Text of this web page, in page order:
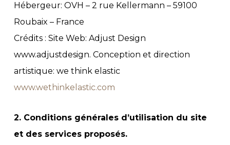
Hébergeur: OVH – 2 rue Kellermann – 59100
Roubaix – France
Crédits : Site Web: Adjust Design
www.adjustdesign. Conception et direction
artistique: we think elastic
www.wethinkelastic.com
2. Conditions générales d’utilisation du site
et des services proposés.